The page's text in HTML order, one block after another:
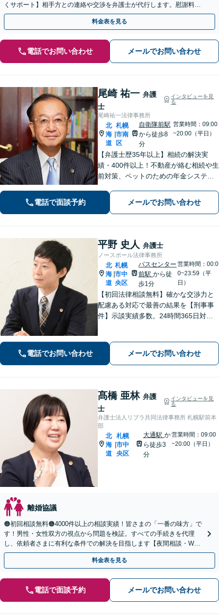
くサポート】相手方との連絡や交渉を弁護士が代行します。慰謝料請
求すべきか悩んでいる方もお気軽にご相談ください。
料金表を見る
電話でお問い合わせ メールでお問い合わせ
尾崎 祐一 弁護
士
インタビューを見
る
尾崎祐一法律事務所
北
海
道
|
札幌
市南
区
自衛隊前駅
から徒歩8
分
営業時間：09:00
~20:00（平日）
【弁護士歴35年以上】相続の解決実
績・400件以上！不動産が絡む相続や生
前対策、ペットのための年金システム
金・刑事事件・不動産トラブルなど幅
広く対応。依頼者の背景に潜む原因を
電話で面談予約 メールでお問い合わせ
平野 史人 弁護士
ノースポール法律事務所
北
海
道
|
札幌
市中
央区
バスセンター
前駅から徒
歩1分
営業時間：00:0
0~23:59（平
日）
【初回法律相談無料】確かな交渉力と
配慮ある対応で最善の結果を【刑事事
件】示談実績多数。24時間365日対応
経験あり。【バスセンター前駅3番出口
徒歩1分】
電話でお問い合わせ メールでお問い合わせ
髙橋 亜林 弁護
士
インタビューを見
る
弁護士法人リブラ共同法律事務所 札幌駅前本
部
北
海
道
|
札幌
市中
央区
大通駅 か
ら徒歩3
分
営業時間：09:00
~20:00（平日）
離婚協議
🟠初回相談無料🟠4000件以上の相談実績！皆さまの「一番の味方」で
す！男性・女性双方の視点から問題を検証。すべての手続きを代理
し、依頼者さまに有利な条件での解決を目指します【夜間相談・WEB
面談可】【完全個室・秘密厳守】
料金表を見る
電話で面談予約 メールでお問い合わせ